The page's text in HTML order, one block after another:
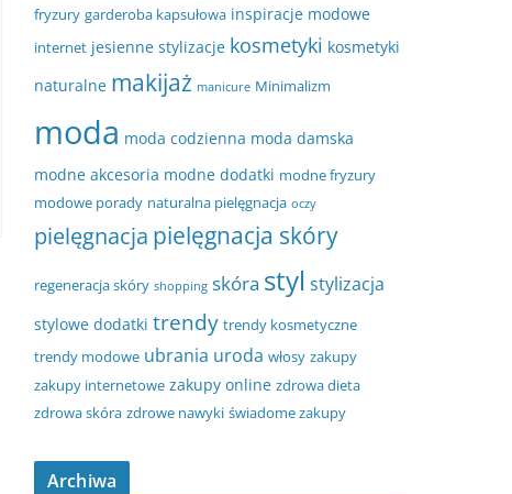
fryzury garderoba kapsułowa inspiracje modowe
internet jesienne stylizacje kosmetyki kosmetyki
naturalne makijaż manicure Minimalizm
moda moda codzienna moda damska
modne akcesoria modne dodatki modne fryzury
modowe porady naturalna pielęgnacja oczy
pielęgnacja pielęgnacja skóry
regeneracja skóry shopping skóra styl stylizacja
stylowe dodatki trendy trendy kosmetyczne
trendy modowe ubrania uroda włosy zakupy
zakupy internetowe zakupy online zdrowa dieta
zdrowa skóra zdrowe nawyki świadome zakupy
Archiwa